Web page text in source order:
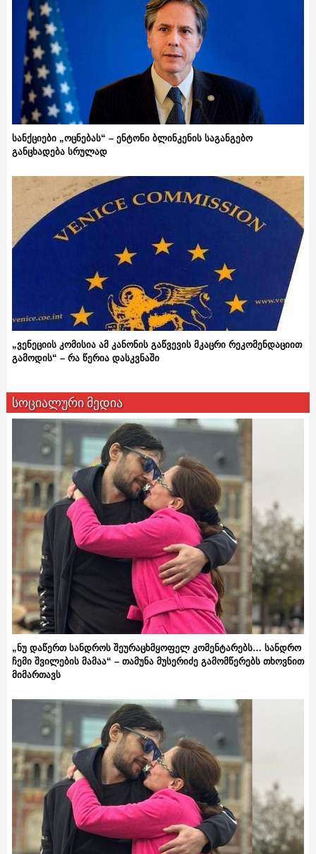
სანქციები „ოცნებას“ – ენტონი ბლინკენის საგანგებო
განცხადება სრულად
„ვენეციის კომისია ამ კანონის გაწვევის მკაცრი რეკომენდაციით
გამოდის“ – რა წერია დასკვნაში
სოციალური მედია
„ნუ დაწერთ სანდროს შეურაცხმყოფელ კომენტარებს… სანდრო
ჩემი შვილების მამაა“ – თამუნა მუსერიძე გამომწერებს თხოვნით
მიმართავს